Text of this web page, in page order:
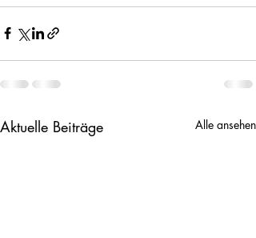
Aktuelle Beiträge Alle ansehen